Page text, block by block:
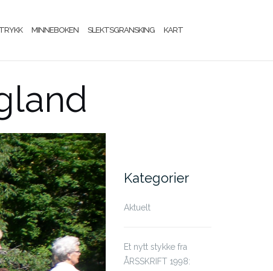
MINNEBOKEN SLEKTSGRANSKING KART
Kategorier
Aktuelt
Et nytt stykke fra
ÅRSSKRIFT 1998: